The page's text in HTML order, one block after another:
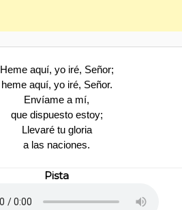
Heme aquí, yo iré, Señor;
heme aquí, yo iré, Señor.
Envíame a mí,
que dispuesto estoy;
Llevaré tu gloria
a las naciones.
Pista